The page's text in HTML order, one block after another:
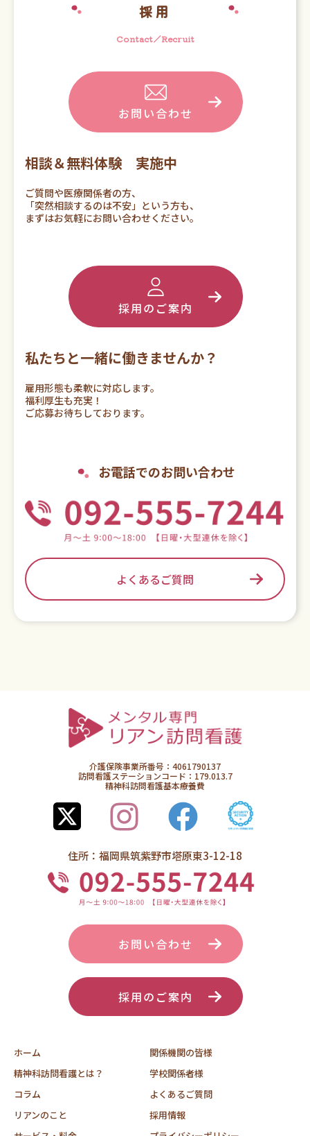
採用
Contact／Recruit
お問い合わせ
相談＆無料体験 実施中
ご質問や医療関係者の方、
「突然相談するのは不安」という方も、
まずはお気軽にお問い合わせください。
採用のご案内
私たちと一緒に働きませんか？
雇用形態も柔軟に対応します。
福利厚生も充実！
ご応募お待ちしております。
お電話でのお問い合わせ
よくあるご質問
介護保険事業所番号：4061790137
訪問看護ステーションコード：179.013.7
精神科訪問看護基本療養費
住所：福岡県筑紫野市塔原東3-12-18
ホーム
精神科訪問看護とは？
コラム
リアンのこと
関係機関の皆様
学校関係者様
よくあるご質問
採用情報
お問い合わせ
採用のご案内